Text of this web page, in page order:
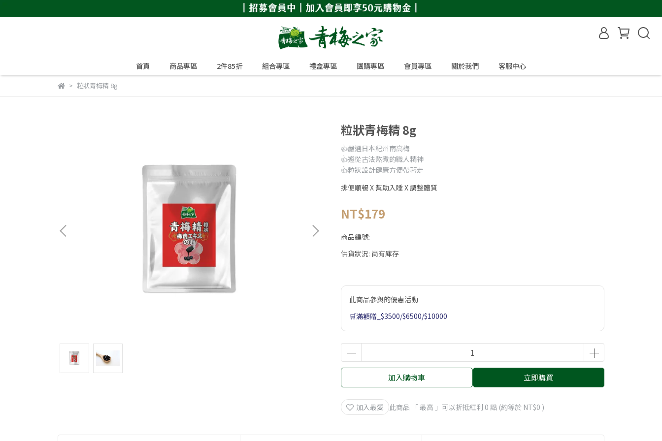
首頁 商品專區 2件85折 組合專區 禮盒專區 團購專區 會員專區 關於我們 客服中心
粒狀青梅精 8g
粒狀青梅精 8g
👍嚴選日本紀州南高梅
👍遵從古法熬煮的職人精神
👍粒狀設計健康方便帶著走
排便順暢 X 幫助入睡 X 調整體質
NT$179
商品編號:
供貨狀況: 尚有庫存
此商品參與的優惠活動
🛒滿額贈_$3500/$6500/$10000
加入購物車 立即購買
加入最愛 此商品 「 最高 」可以折抵紅利 0 點 (約等於 NT$0 )